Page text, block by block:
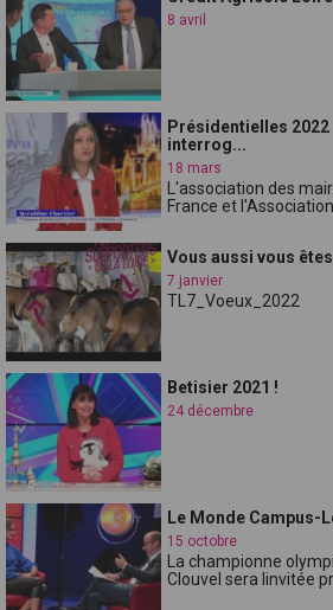
8 avril
Présidentielles
interrog...
18 mars
L'association des
France et l'Association
Vous aussi vous
7 janvier
TL7_Voeux_2022
Betisier 2021 !
24 décembre
Le Monde Campus-
15 octobre
La championne
Clouvel sera linvitée